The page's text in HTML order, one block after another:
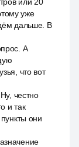
уже
дальше. В
А
что вот
честно
и так
они